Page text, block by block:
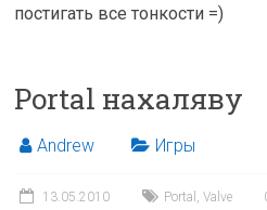
постигать все тонкости =)
Portal нахаляву
Andrew Игры
13.05.2010 Portal ,Valve